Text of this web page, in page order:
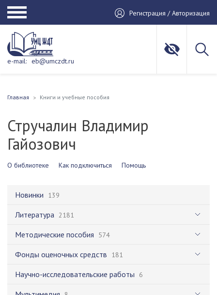
Регистрация / Авторизация
e-mail: eb@umczdt.ru
Главная Книги и учебные пособия
Стручалин Владимир
Гайозович
О библиотеке Как подключиться Помощь
Новинки 139
Литература 2181
Методические пособия 574
Фонды оценочных средств 181
Научно-исследовательские работы 6